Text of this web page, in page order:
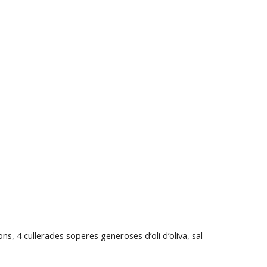
4 cullerades soperes generoses d’oli d’oliva, sal